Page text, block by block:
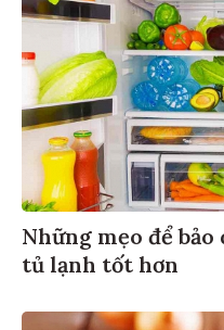
Những mẹo để
tủ lạnh tốt hơn